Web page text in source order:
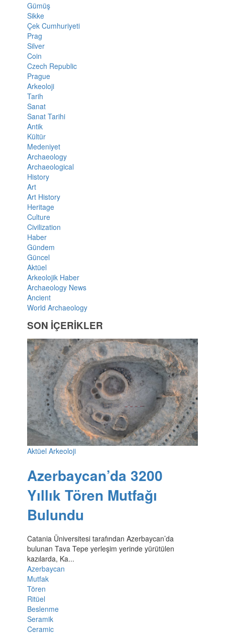
Gümüş
Sikke
Çek Cumhuriyeti
Prag
Silver
Coin
Czech Republic
Prague
Arkeoloji
Tarih
Sanat
Sanat Tarihi
Antik
Kültür
Medeniyet
Archaeology
Archaeological
History
Art
Art History
Heritage
Culture
Civilization
Haber
Gündem
Güncel
Aktüel
Arkeolojik Haber
Archaeology News
Ancient
World Archaeology
SON İÇERİKLER
Aktüel Arkeoloji
Azerbaycan’da 3200
Yıllık Tören Mutfağı
Bulundu
Catania Üniversitesi tarafından Azerbaycan’da
bulunan Tava Tepe yerleşim yerinde yürütülen
kazılarda, Ka...
Azerbaycan
Mutfak
Tören
Ritüel
Beslenme
Seramik
Ceramic